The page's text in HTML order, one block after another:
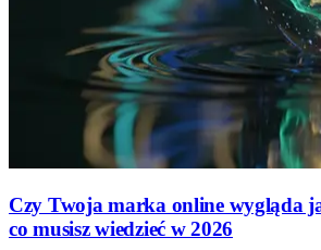
Czy Twoja marka online wygląda
co musisz wiedzieć w 2026